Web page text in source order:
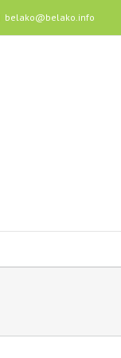
belako@belako.info